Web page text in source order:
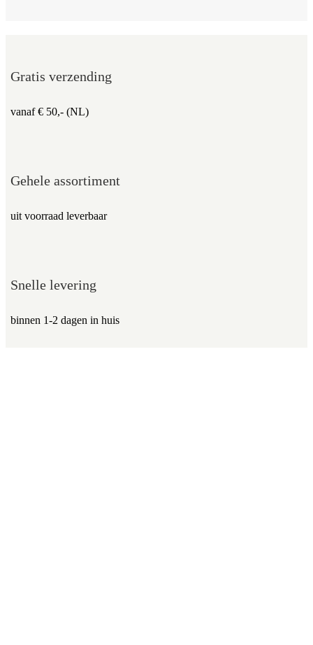
Gratis verzending
vanaf € 50,- (NL)
Gehele assortiment
uit voorraad leverbaar
Snelle levering
binnen 1-2 dagen in huis